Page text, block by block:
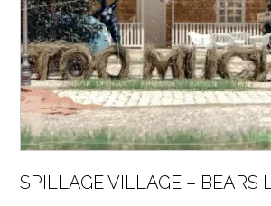
SPILLAGE VILLAGE – BEARS